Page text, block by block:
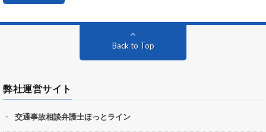
Back to Top
弊社運営サイト
交通事故相談弁護士ほっとライン